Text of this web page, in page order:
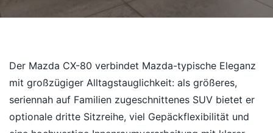
Der Mazda CX-80 verbindet Mazda-typische Eleganz
mit großzügiger Alltagstauglichkeit: als größeres,
seriennah auf Familien zugeschnittenes SUV bietet er
optionale dritte Sitzreihe, viel Gepäckflexibilität und